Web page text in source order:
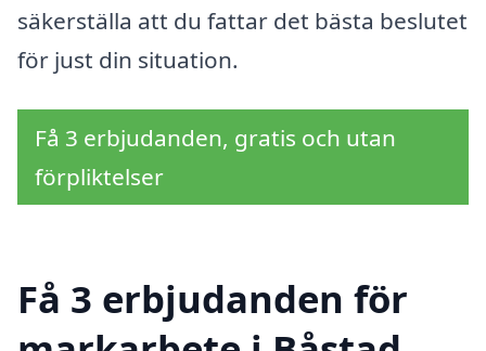
säkerställa att du fattar det bästa beslutet
för just din situation.
Få 3 erbjudanden, gratis och utan
förpliktelser
Få 3 erbjudanden för